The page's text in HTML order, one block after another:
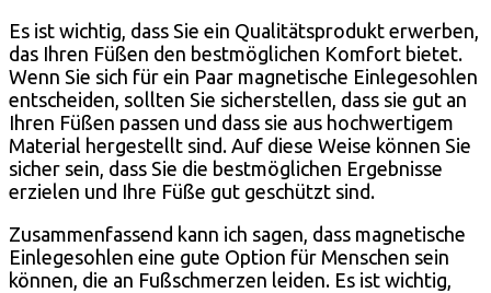
Es ist wichtig, dass Sie ein Qualitätsprodukt erwerben,
das Ihren Füßen den bestmöglichen Komfort bietet.
Wenn Sie sich für ein Paar magnetische Einlegesohlen
entscheiden, sollten Sie sicherstellen, dass sie gut an
Ihren Füßen passen und dass sie aus hochwertigem
Material hergestellt sind. Auf diese Weise können Sie
sicher sein, dass Sie die bestmöglichen Ergebnisse
erzielen und Ihre Füße gut geschützt sind.
Zusammenfassend kann ich sagen, dass magnetische
Einlegesohlen eine gute Option für Menschen sein
können, die an Fußschmerzen leiden. Es ist wichtig,